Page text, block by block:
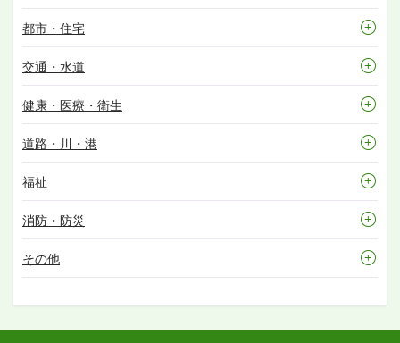
都市・住宅
交通・水道
健康・医療・衛生
道路・川・港
福祉
消防・防災
その他